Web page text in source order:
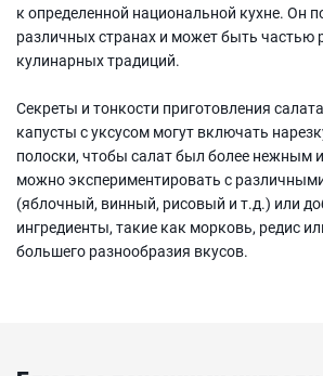
к определенной национальной кухне. Он
различных странах и может быть частью
кулинарных традиций.
Секреты и тонкости приготовления
капусты с уксусом могут включать
полоски, чтобы салат был более нежным
можно экспериментировать с
(яблочный, винный, рисовый и т.д.) или
ингредиенты, такие как морковь, редис
большего разнообразия вкусов.